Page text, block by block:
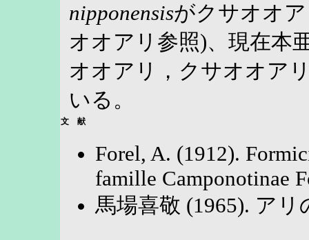
nipponensisがクサオオ
オオアリ参照)、現在本
オオアリ，クサオオア
いる。
文 献
Forel, A. (1912).
famille Camponotinae
馬場喜敬 (1965). アリ